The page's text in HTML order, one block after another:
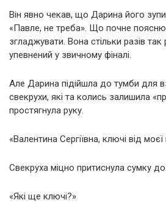
Він явно чекав, що Дарина його
«Павле, не треба». Що почне
згладжувати. Вона стільки разів
упевнений у звичному фіналі.
Але Дарина підійшла до тумби для
свекрухи, які та колись залишила
простягнула руку.
«Валентина Сергіївна, ключі від
Свекруха міцно притиснула сумку
«Які ще ключі?»